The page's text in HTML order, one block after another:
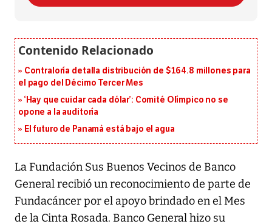
Contraloría detalla distribución de $164.8 millones para
el pago del Décimo Tercer Mes
‘Hay que cuidar cada dólar’: Comité Olímpico no se
opone a la auditoría
El futuro de Panamá está bajo el agua
La Fundación Sus Buenos Vecinos de Banco
General recibió un reconocimiento de parte de
Fundacáncer por el apoyo brindado en el Mes
de la Cinta Rosada. Banco General hizo su